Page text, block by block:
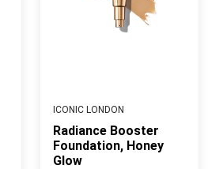
ICONIC LONDON
Radiance Booster
Foundation, Honey
Glow